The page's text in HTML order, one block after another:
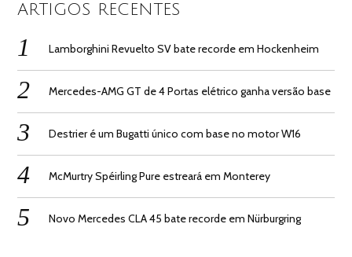
ARTIGOS RECENTES
Lamborghini Revuelto SV bate recorde em Hockenheim
Mercedes-AMG GT de 4 Portas elétrico ganha versão base
Destrier é um Bugatti único com base no motor W16
McMurtry Spéirling Pure estreará em Monterey
Novo Mercedes CLA 45 bate recorde em Nürburgring